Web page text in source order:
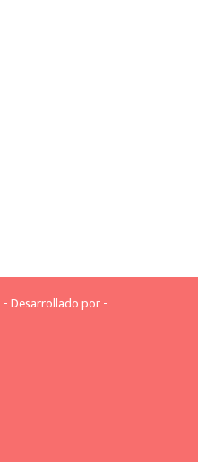
- Desarrollado por -